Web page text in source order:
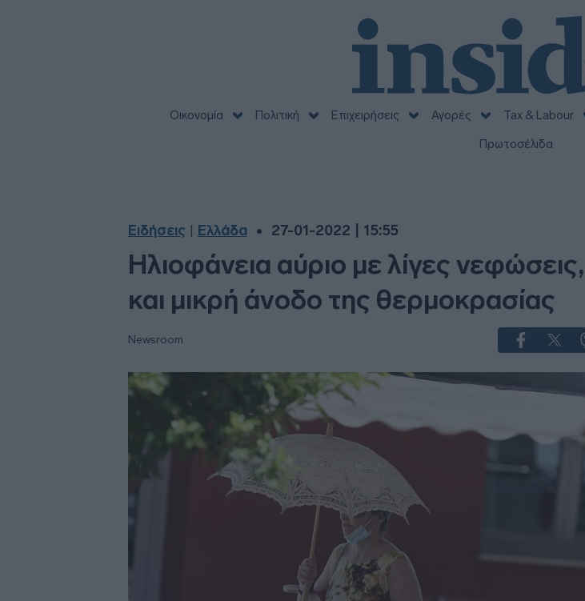
Οικονομία Πολιτική Επιχειρήσεις Αγορές Tax & Labour
Πρωτοσέλιδα
Ειδήσεις Ελλάδα 27-01-2022 | 15:55
Ηλιοφάνεια αύριο με λίγες
και μικρή άνοδο της θερμοκρασίας
Newsroom